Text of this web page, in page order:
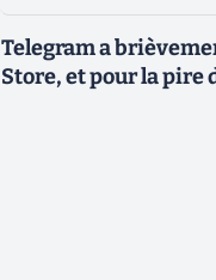
Telegram a
Store, et pour la pire